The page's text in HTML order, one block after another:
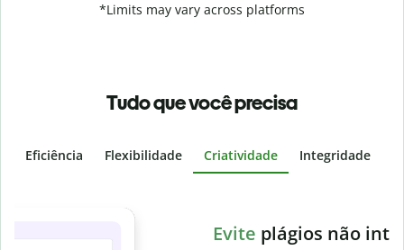
*Limits may vary across platforms
Tudo que você precisa
Eficiência Flexibilidade Criatividade Integridade